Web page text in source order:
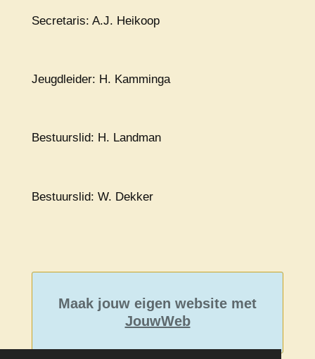
Secretaris: A.J. Heikoop
Jeugdleider: H. Kamminga
Bestuurslid: H. Landman
Bestuurslid: W. Dekker
Maak jouw eigen website met
JouwWeb